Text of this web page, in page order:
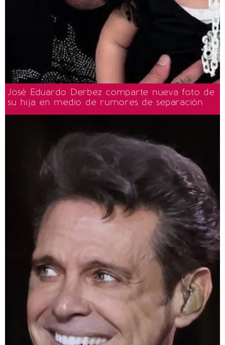
José Eduardo Derbez comparte nueva foto de
su hija en medio de rumores de separación